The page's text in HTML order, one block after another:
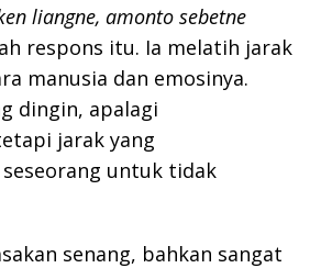
liangne, amonto sebetne
respons itu. Ia melatih jarak
manusia dan emosinya.
dingin, apalagi
jarak yang
untuk tidak
senang, bahkan sangat